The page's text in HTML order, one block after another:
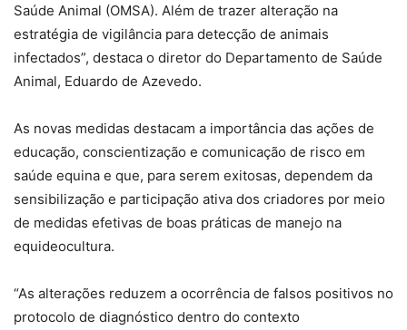
Saúde Animal (OMSA). Além de trazer alteração na
estratégia de vigilância para detecção de animais
infectados”, destaca o diretor do Departamento de Saúde
Animal, Eduardo de Azevedo.
As novas medidas destacam a importância das ações de
educação, conscientização e comunicação de risco em
saúde equina e que, para serem exitosas, dependem da
sensibilização e participação ativa dos criadores por meio
de medidas efetivas de boas práticas de manejo na
equideocultura.
“As alterações reduzem a ocorrência de falsos positivos no
protocolo de diagnóstico dentro do contexto